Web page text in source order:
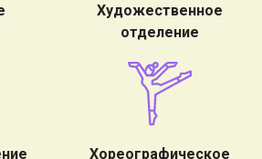
Художественное
отделение
Хореографическое